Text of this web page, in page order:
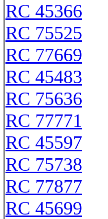
RC 45366
RC 75525
RC 77669
RC 45483
RC 75636
RC 77771
RC 45597
RC 75738
RC 77877
RC 45699